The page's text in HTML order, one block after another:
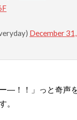
December
―！！」っと奇声
。